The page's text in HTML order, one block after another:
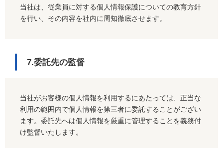
当社は、従業員に対する個人情報保護についての教育方針
を行い、その内容を社内に周知徹底させます。
7.委託先の監督
当社がお客様の個人情報を利用するにあたっては、正当な
利用の範囲内で個人情報を第三者に委託することがござい
ます。委託先へは個人情報を厳重に管理することを義務付
け監督いたします。